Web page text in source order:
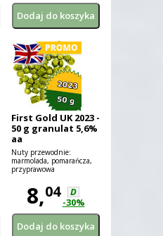
First Gold UK 2023 -
50 g granulat 5,6%
aa
Nuty przewodnie:
marmolada, pomarańcza,
przyprawowa
8,04
D
-30%